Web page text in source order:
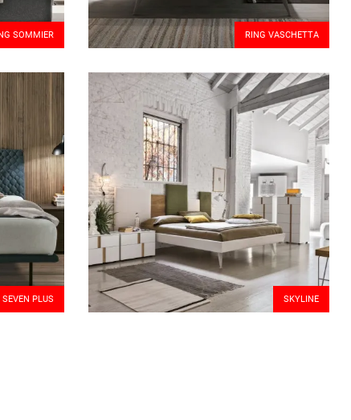
SOMMIER RING VASCHETTA
SEVEN PLUS SKYLINE